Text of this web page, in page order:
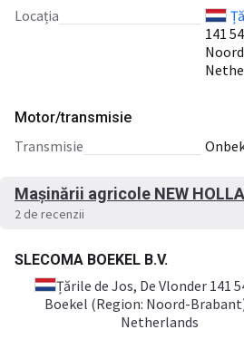
Locația
141
Motor/transmisie
transmisie
Mașinării agricole NEW
2 de recenzii
SLECOMA BOEKEL B.V.
Țările de Jos, De Vlonder 141
Boekel (Region: Noord-
Netherlands